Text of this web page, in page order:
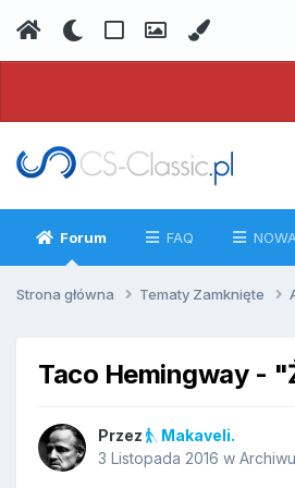
Forum FAQ
Strona główna Tematy Zamknięte
Taco Hemingway -
Przez
Makaveli.
3 Listopada 2016 w